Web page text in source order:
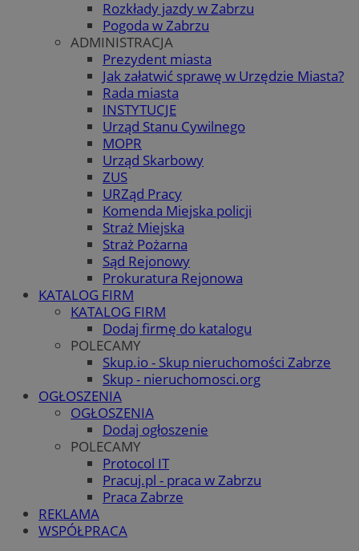
Rozkłady jazdy w Zabrzu
Pogoda w Zabrzu
ADMINISTRACJA
Prezydent miasta
Jak załatwić sprawę w Urzędzie Miasta?
Rada miasta
INSTYTUCJE
Urząd Stanu Cywilnego
MOPR
Urząd Skarbowy
ZUS
URZąd Pracy
Komenda Miejska policji
Straż Miejska
Straż Pożarna
Sąd Rejonowy
Prokuratura Rejonowa
KATALOG FIRM
KATALOG FIRM
Dodaj firmę do katalogu
POLECAMY
Skup.io - Skup nieruchomości Zabrze
Skup - nieruchomosci.org
OGŁOSZENIA
OGŁOSZENIA
Dodaj ogłoszenie
POLECAMY
Protocol IT
Pracuj.pl - praca w Zabrzu
Praca Zabrze
REKLAMA
WSPÓŁPRACA